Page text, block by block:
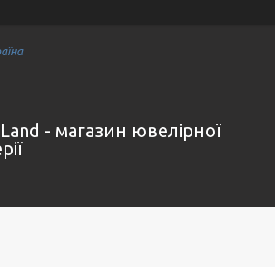
- магазин ювелірної